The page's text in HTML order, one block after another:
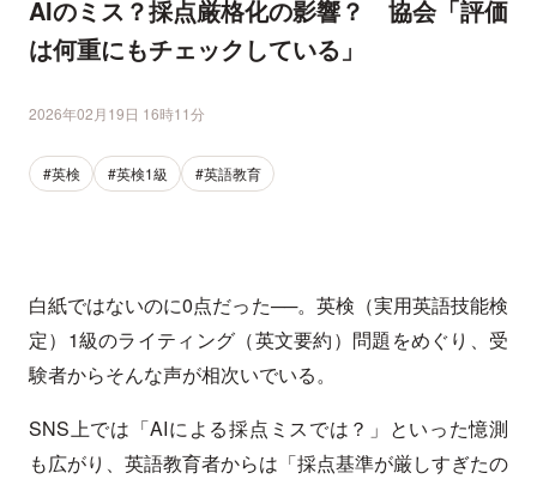
AIのミス？採点厳格化の影響？ 協会「評価
は何重にもチェックしている」
2026年02月19日 16時11分
#英検 #英検1級 #英語教育
白紙ではないのに0点だった──。英検（実用英語技能検
定）1級のライティング（英文要約）問題をめぐり、受
験者からそんな声が相次いでいる。
SNS上では「AIによる採点ミスでは？」といった憶測
も広がり、英語教育者からは「採点基準が厳しすぎたの